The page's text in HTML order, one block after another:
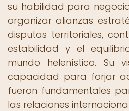
su habilidad para
organizar alianzas
disputas territoriales,
estabilidad y el
mundo helenístico. Su
capacidad para forjar
fueron fundamentales
las relaciones